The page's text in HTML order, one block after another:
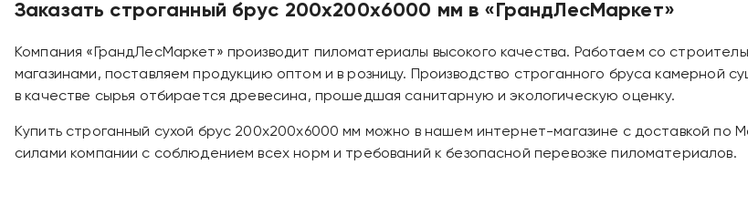
Заказать строганный брус 200х200х6000 мм в «ГрандЛесМаркет»
Компания «ГрандЛесМаркет» производит пиломатериалы высокого качества. Работаем со
магазинами, поставляем продукцию оптом и в розницу. Производство строганного бруса камерной
в качестве сырья отбирается древесина, прошедшая санитарную и экологическую оценку.
Купить строганный сухой брус 200х200х6000 мм можно в нашем интернет-магазине с доставкой по
силами компании с соблюдением всех норм и требований к безопасной перевозке пиломатериалов.